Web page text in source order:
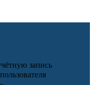
запись